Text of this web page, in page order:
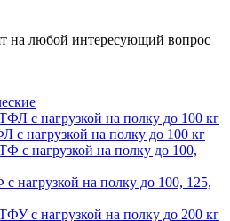
на любой интересующий вопрос
с нагрузкой на полку до 100 кг
нагрузкой на полку до 100, 125,